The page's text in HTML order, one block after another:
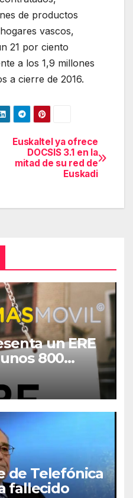
de productos
vascos,
21 por ciento
a los 1,9 millones
a cierre de 2016.
Euskaltel ya ofrece
DOCSIS 3.1 en la
mitad de su red de
Euskadi
un ERE
800
de Telefónica
fallecido